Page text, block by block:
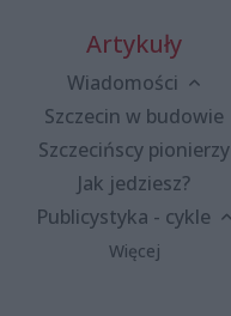
Artykuły
Wiadomości
Szczecin w budowie
Szczecińscy pionierzy
Jak jedziesz?
Publicystyka - cykle
Więcej